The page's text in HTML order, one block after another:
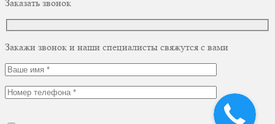
Заказать звонок
Закажи звонок и наши специалисты свяжутся с вами